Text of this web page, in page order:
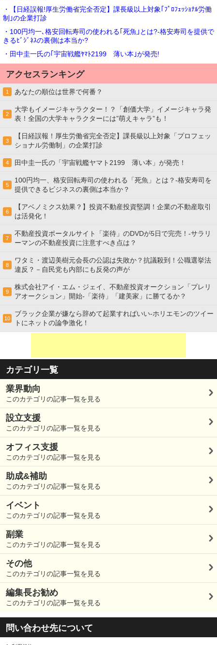
・【日経誤報!厚生労働省完全否定】課長級以上対象｢ﾌﾟﾛﾌｪｯｼｮﾅﾙ労働
制｣の企業打診
・100円均一､格安回転寿司の使われる｢死魚｣とは?-格安寿司を提供で
きるﾋﾞｼﾞﾈｽの裏側は本当か?
・田中圭一氏の｢宇宙戦艦ﾔﾏﾄ2199 薄い本｣が発売!
アクセスランキング
1 あなたの順位は世界で何番？
2
大学もイメージキャラクター！？「創価大学」イメージキャラ発
表！全国の大学キャラクターには”萌えキャラ”も！
3
【日経誤報！厚生労働省完全否定】課長級以上対象「プロフェッ
ショナル労働制」の企業打診
4 田中圭一氏の「宇宙戦艦ヤマト2199 薄い本」が発売！
5
100円均一、格安回転寿司の使われる「死魚」とは？-格安寿司を
提供できるビジネスの裏側は本当か？
6
【アベノミクス効果？】投資不動産投資堅調！企業の不動産取引
は活発化！
7
不動産投資ポータルサイト「楽待」のDVDが5日で完売！-サラリ
ーマンの不動産投資に注意すべき点は？
8
ワタミ・渡辺美樹元会長の公認は失敗か？抗議殺到！公職選挙法
違反？－自民党も内部にも反発の声が
9
株式会社アイ・エム・ジェイ、不動産投資オークション「プレリ
アオークション」開始-「楽待」「建美家」に勝てるか？
10
ブラック企業が嫌なら辞めて起業すればいい-ホリエモンのツイー
トにネットの論争激化！
カテゴリ一覧
業界動向
このカテゴリの記事一覧を見る
設立支援
このカテゴリの記事一覧を見る
オフィス支援
このカテゴリの記事一覧を見る
助成&補助
このカテゴリの記事一覧を見る
イベント
このカテゴリの記事一覧を見る
副業
このカテゴリの記事一覧を見る
その他
このカテゴリの記事一覧を見る
編集長お勧め
このカテゴリの記事一覧を見る
問い合わせ先について